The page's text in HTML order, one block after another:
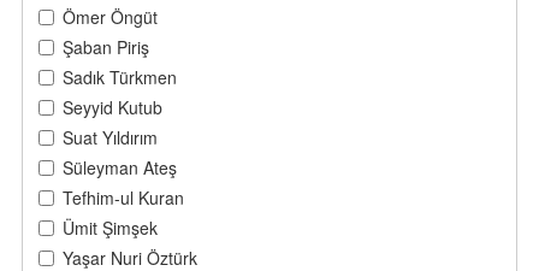
Ömer Öngüt
Şaban Piriş
Sadık Türkmen
Seyyid Kutub
Suat Yıldırım
Süleyman Ateş
Tefhim-ul Kuran
Ümit Şimşek
Yaşar Nuri Öztürk